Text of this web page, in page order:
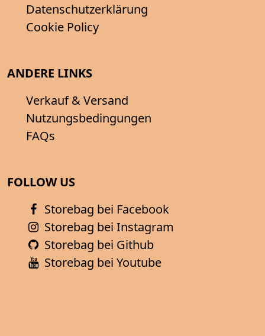
Datenschutzerklärung
Cookie Policy
ANDERE LINKS
Verkauf & Versand
Nutzungsbedingungen
FAQs
FOLLOW US
Storebag bei Facebook
Storebag bei Instagram
Storebag bei Github
Storebag bei Youtube